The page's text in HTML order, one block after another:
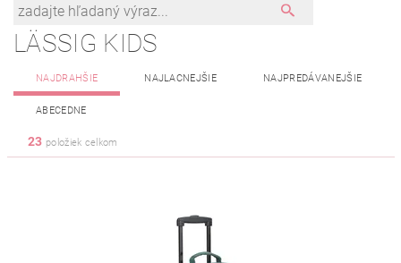
LÄSSIG KIDS
NAJDRAHŠIE NAJLACNEJŠIE NAJPREDÁVANEJŠIE
ABECEDNE
23 položiek celkom